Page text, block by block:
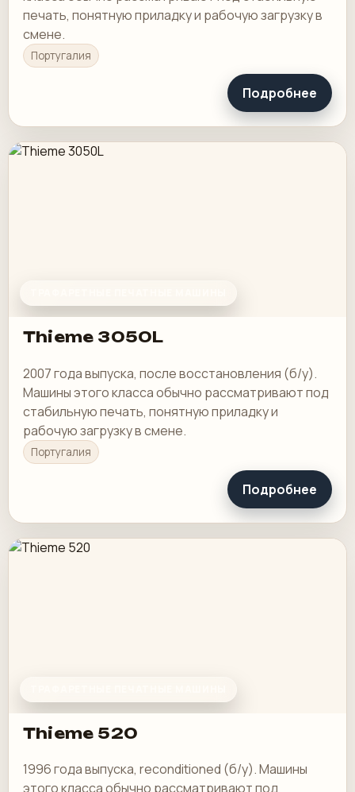
печать, понятную приладку и рабочую загрузку в
смене.
Португалия
Подробнее
Thieme 3050L
2007 года выпуска, после восстановления (б/у).
Машины этого класса обычно рассматривают под
стабильную печать, понятную приладку и
рабочую загрузку в смене.
Португалия
Подробнее
Thieme 520
1996 года выпуска, reconditioned (б/у). Машины
этого класса обычно рассматривают под